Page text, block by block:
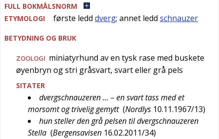
FULL BOKMÅLSNORM
ETYMOLOGI
første ledd dverg; annet ledd schnauzer
BETYDNING OG BRUK
ZOOLOGI miniatyrhund av en tysk rase med buskete
øyenbryn og stri gråsvart, svart eller grå pels
SITATER
dvergschnauzeren … – en svart tass med et
morsomt og trivelig gemytt (Nordlys 10.11.1967/13)
hun steller den grå pelsen til dvergschnauzeren
Stella (Bergensavisen 16.02.2011/34)